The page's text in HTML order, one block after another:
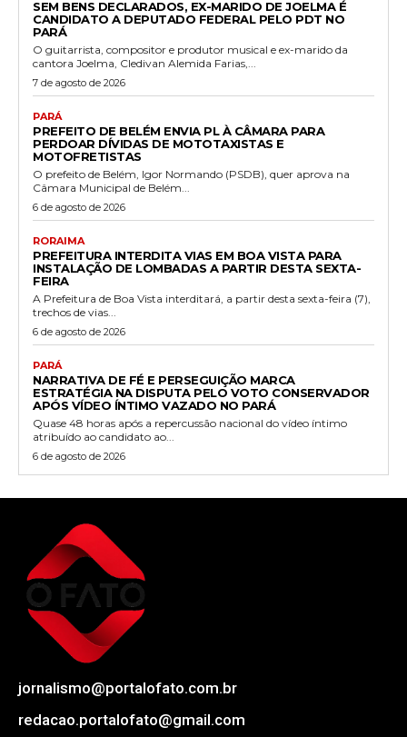
SEM BENS DECLARADOS, EX-MARIDO DE JOELMA É
CANDIDATO A DEPUTADO FEDERAL PELO PDT NO
PARÁ
O guitarrista, compositor e produtor musical e ex-marido da
cantora Joelma, Cledivan Alemida Farias,...
7 de agosto de 2026
PARÁ
PREFEITO DE BELÉM ENVIA PL À CÂMARA PARA
PERDOAR DÍVIDAS DE MOTOTAXISTAS E
MOTOFRETISTAS
O prefeito de Belém, Igor Normando (PSDB), quer aprova na
Câmara Municipal de Belém...
6 de agosto de 2026
RORAIMA
PREFEITURA INTERDITA VIAS EM BOA VISTA PARA
INSTALAÇÃO DE LOMBADAS A PARTIR DESTA SEXTA-
FEIRA
A Prefeitura de Boa Vista interditará, a partir desta sexta-feira (7),
trechos de vias...
6 de agosto de 2026
PARÁ
NARRATIVA DE FÉ E PERSEGUIÇÃO MARCA
ESTRATÉGIA NA DISPUTA PELO VOTO CONSERVADOR
APÓS VÍDEO ÍNTIMO VAZADO NO PARÁ
Quase 48 horas após a repercussão nacional do vídeo íntimo
atribuído ao candidato ao...
6 de agosto de 2026
jornalismo@portalofato.com.br
redacao.portalofato@gmail.com